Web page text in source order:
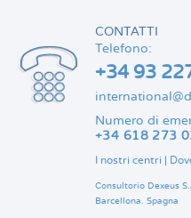
CONTATTI
Telefono:
+34 93
Numero di
+34 618 273
I nostri centri |
Consultorio Dexeus
Barcellona. Spagna